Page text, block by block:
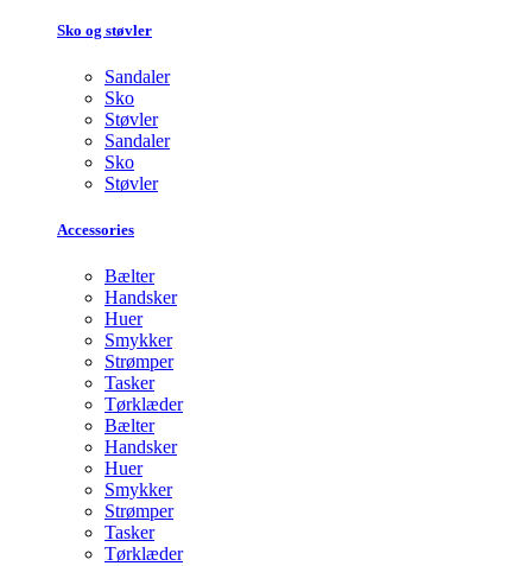
Sko og støvler
Sandaler
Sko
Støvler
Sandaler
Sko
Støvler
Accessories
Bælter
Handsker
Huer
Smykker
Strømper
Tasker
Tørklæder
Bælter
Handsker
Huer
Smykker
Strømper
Tasker
Tørklæder